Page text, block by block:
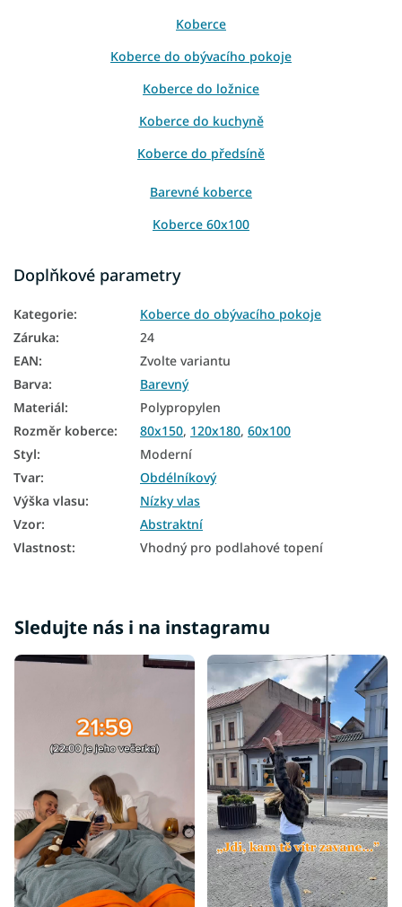
Koberce
Koberce do obývacího pokoje
Koberce do ložnice
Koberce do kuchyně
Koberce do předsíně
Barevné koberce
Koberce 60x100
Koberce 120x180
Koberce 160x220
Koberce 180x280
Doplňkové parametry
Kategorie:
Koberce do obývacího pokoje
Záruka:
24
EAN:
Zvolte variantu
Barva:
Barevný
Materiál:
Polypropylen
Rozměr koberce: 80x150, 120x180, 60x100
Styl:
Moderní
Tvar:
Obdélníkový
Výška vlasu:
Nízky vlas
Vzor:
Abstraktní
Vlastnost: Vhodný pro podlahové topení
Sledujte nás i na instagramu